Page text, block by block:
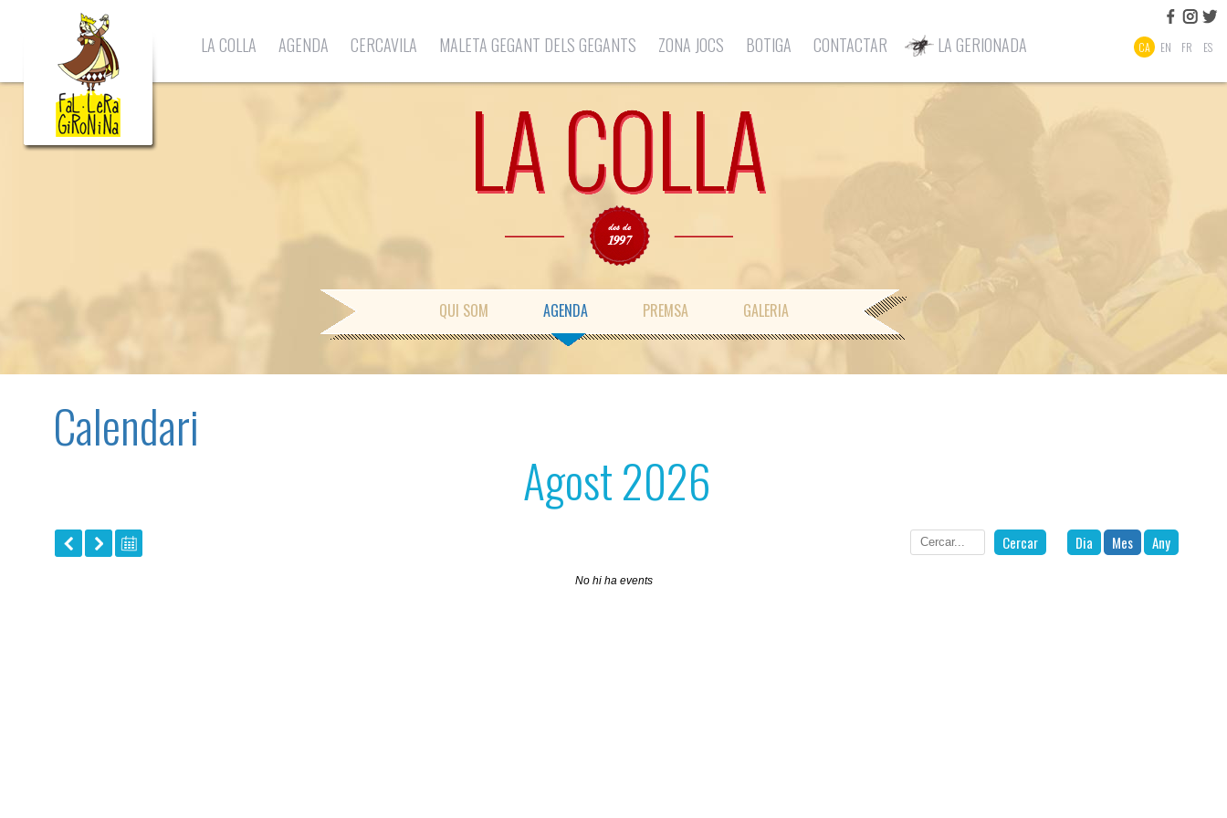
CA EN FR ES
LA COLLA AGENDA CERCAVILA MALETA GEGANT DELS GEGANTS ZONA JOCS BOTIGA CONTACTAR LA GERIONADA
QUI SOM AGENDA PREMSA GALERIA
Calendari
Agost 2026
Cercar Dia Mes Any
No hi ha events